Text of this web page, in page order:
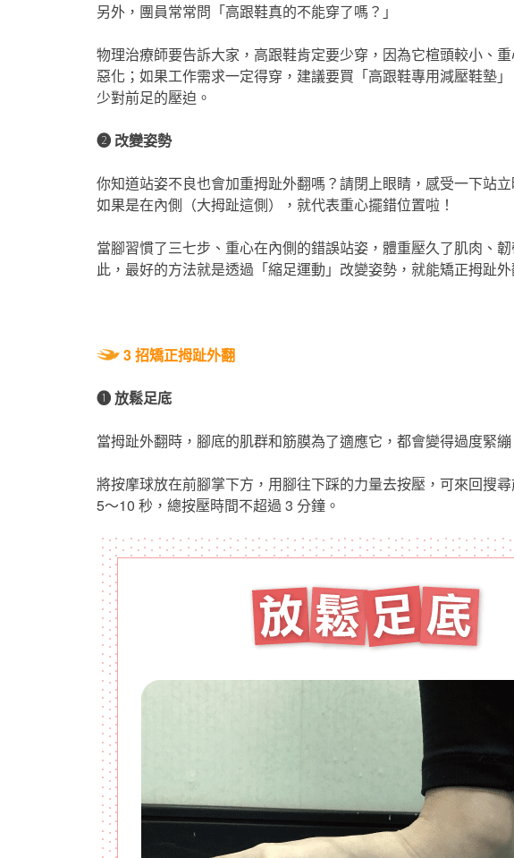
另外，團員常常問「高跟鞋真的不能穿了嗎？」
物理治療師要告訴大家，高跟鞋肯定要少穿，因為它楦頭較小、
惡化；如果工作需求一定得穿，建議要買「高跟鞋專用減壓鞋墊
少對前足的壓迫。
❷ 改變姿勢
你知道站姿不良也會加重拇趾外翻嗎？請閉上眼睛，感受一下站
如果是在內側（大拇趾這側），就代表重心擺錯位置啦！
當腳習慣了三七步、重心在內側的錯誤站姿，體重壓久了肌肉、
此，最好的方法就是透過「縮足運動」改變姿勢，就能矯正拇趾外
3 招矯正拇趾外翻
❶放鬆足底
當拇趾外翻時，腳底的肌群和筋膜為了適應它，都會變得過度緊
將按摩球放在前腳掌下方，用腳往下踩的力量去按壓，可來回搜
5～10 秒，總按壓時間不超過 3 分鐘。